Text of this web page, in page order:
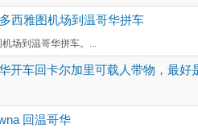
西雅图机场到温哥华拼车
场到温哥华拼车。...
开车回卡尔加里可载人带物，最好
回温哥华